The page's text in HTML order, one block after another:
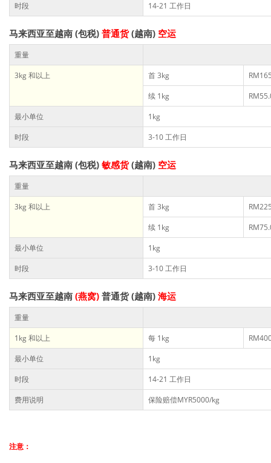
时段
14-21 工作日
马来西亚至越南 (包税) 普通货(越南) 空运
重量
3kg 和以上
首 3kg
续 1kg
最小单位
1kg
时段
3-10 工作日
马来西亚至越南 (包税) 敏感货(越南) 空运
重量
3kg 和以上
首 3kg
续 1kg
最小单位
1kg
时段
3-10 工作日
马来西亚至越南 (燕窝) 普通货 (越南) 海运
重量
1kg 和以上
每 1kg
最小单位
1kg
时段
14-21 工作日
费用说明
保险赔偿MYR5000/kg
注意：